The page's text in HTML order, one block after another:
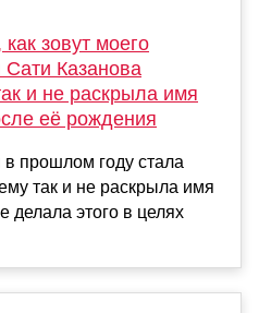
зовут моего
Сати Казанова
и не раскрыла имя
её рождения
прошлом году стала
так и не раскрыла имя
делала этого в целях